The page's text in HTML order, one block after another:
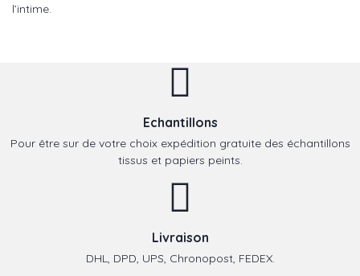
l’intime.
Echantillons
Pour être sur de votre choix expédition gratuite des échantillons
tissus et papiers peints.
Livraison
DHL, DPD, UPS, Chronopost, FEDEX.